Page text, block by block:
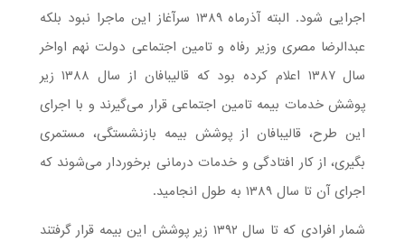
اجرایی شود. البته آذرماه ۱۳۸۹ سرآغاز این ماجرا نبود بلکه
عبدالرضا مصری وزیر رفاه و تامین اجتماعی دولت نهم اواخر
سال ۱۳۸۷ اعلام کرده بود که قالیبافان از سال ۱۳۸۸ زیر
پوشش خدمات بیمه تامین اجتماعی قرار می‌گیرند و با اجرای
این طرح، قالیبافان از پوشش بیمه بازنشستگی، مستمری
بگیری، از کار افتادگی و خدمات درمانی برخوردار می‌شوند که
اجرای آن تا سال ۱۳۸۹ به طول انجامید.
شمار افرادی که تا سال ۱۳۹۲ زیر پوشش این بیمه قرار گرفتند